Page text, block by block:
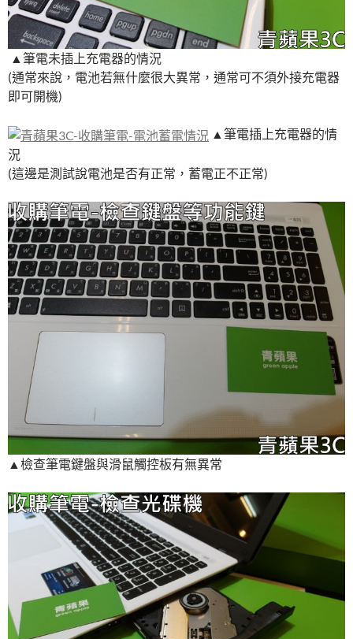
▲筆電未插上充電器的情況
(通常來說，電池若無什麼很大異常，通常可不須外接充電器
即可開機)
▲筆電插上充電器的情
況
(這邊是測試說電池是否有正常，蓄電正不正常)
▲檢查筆電鍵盤與滑鼠觸控板有無異常